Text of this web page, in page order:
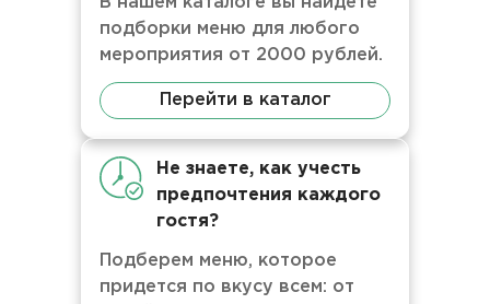
подборки меню для любого
мероприятия от 2000 рублей.
Перейти в каталог
Не знаете, как учесть
предпочтения каждого
гостя?
Подберем меню, которое
придется по вкусу всем: от